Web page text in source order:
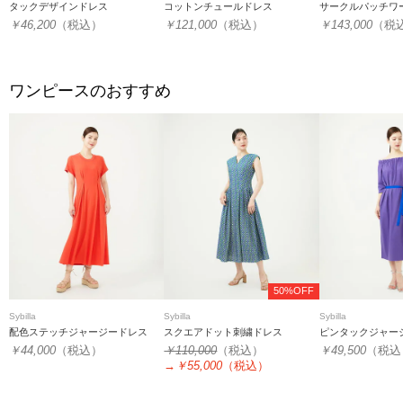
タックデザインドレス
￥46,200 （税込）
コットンチュールドレス
￥121,000 （税込）
サークルパッチワ
￥143,000（税
ワンピースのおすすめ
Sybilla
配色ステッチジャージードレス
￥44,000 （税込）
50%OFF
Sybilla
スクエアドット刺繍ドレス
￥110,000（税込）
→ ￥55,000 （税込）
Sybilla
ピンタックジャー
￥49,500（税